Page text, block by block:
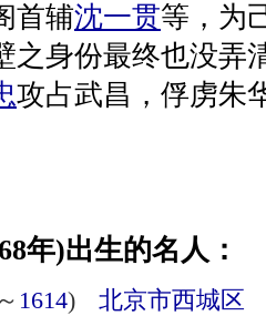
首辅沈一贯等，为
之身份最终也没弄
攻占武昌，俘虏朱
)出生的名人：
～ 1614) 北京市西城区